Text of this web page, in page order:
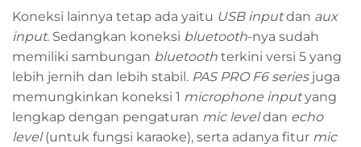
Koneksi lainnya tetap ada yaitu USB inputdan aux
input. Sedangkan koneksi bluetooth-nya sudah
memiliki sambungan bluetooth terkini versi 5 yang
lebih jernih dan lebih stabil. PAS PRO F6 seriesjuga
memungkinkan koneksi 1 microphone inputyang
lengkap dengan pengaturan mic leveldan echo
level(untuk fungsi karaoke), serta adanya fitur mic